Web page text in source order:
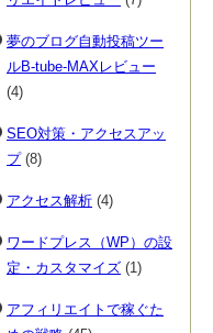
夢のブログ自動投稿ツー
ルB-tube-MAXレビュー
(4)
SEO対策・アクセスアッ
プ(8)
アクセス解析 (4)
ワードプレス（WP）の設
定・カスタマイズ (1)
アフィリエイトで稼ぐた